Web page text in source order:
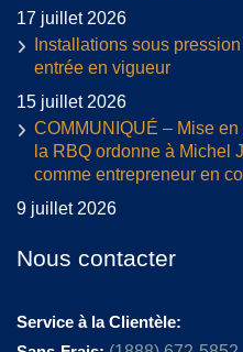
17 juillet 2026
Installations sous
entrée en vigueur
15 juillet 2026
COMMUNIQUÉ – Mise
la RBQ ordonne à Michel
comme entrepreneur en
9 juillet 2026
Nous contacter
Service à la Clientèle: